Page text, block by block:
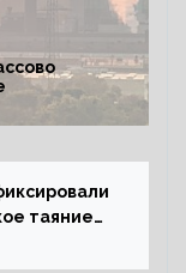
таяние